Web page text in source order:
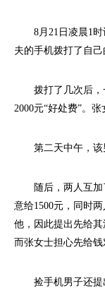
8月21日凌晨1时
夫的手机拨打了自己
拨打了几次后，一
2000元“好处费”。
第二天中午，该男
随后，两人互加了
意给1500元，同时
他，因此提出先给
而张女士担心先给钱
捡手机男子还提出